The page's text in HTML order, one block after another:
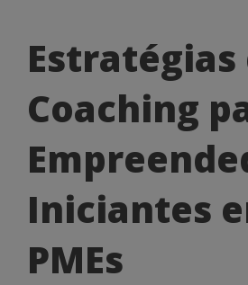
Estratégias
de
Coaching
para
Iniciantes
em
Estratégias
Coaching
Iniciantes
PMEs